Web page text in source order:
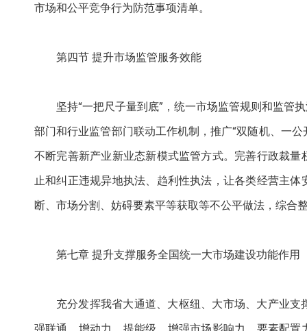
市场和公平竞争行为防范事项清单。
第四节 提升市场监管服务效能
坚持“一把尺子量到底”，统一市场监管规则和监管
部门和行业监管部门联动工作机制，推广“双随机、一
不断完善新产业新业态新模式监管方式。完善行政裁
止和纠正违规异地执法、趋利性执法，让各类经营主
断、市场分割、妨碍要素平等获取等不公平做法，综合
第七章 提升支撑服务全国统一大市场建设功能作用
充分发挥我省大通道、大枢纽、大市场、大产业